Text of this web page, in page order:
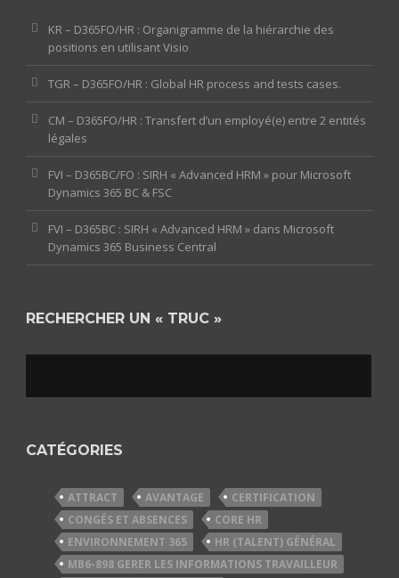
KR – D365FO/HR : Organigramme de la hiérarchie des
positions en utilisant Visio
TGR – D365FO/HR : Global HR process and tests cases.
CM – D365FO/HR : Transfert d’un employé(e) entre 2 entités
légales
FVI – D365BC/FO : SIRH « Advanced HRM » pour Microsoft
Dynamics 365 BC & FSC
FVI – D365BC : SIRH « Advanced HRM » dans Microsoft
Dynamics 365 Business Central
RECHERCHER UN « TRUC »
CATÉGORIES
ATTRACT AVANTAGE
CERTIFICATION
CONGÉS ET ABSENCES
CORE HR
ENVIRONNEMENT 365
HR (TALENT) GÉNÉRAL
MB6-898 GERER LES INFORMATIONS TRAVAILLEUR